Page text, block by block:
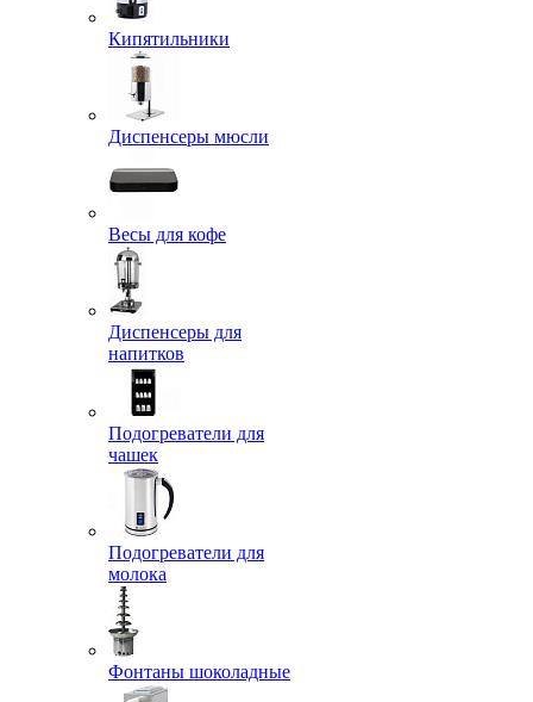
Кипятильники
Диспенсеры мюсли
Весы для кофе
Диспенсеры для
напитков
Подогреватели для
чашек
Подогреватели для
молока
Фонтаны шоколадные